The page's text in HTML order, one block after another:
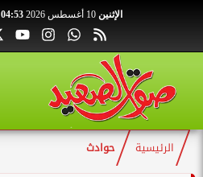
الإثنين 10 أغسطس 2026 04:53 صـ
الرئيسية حوادث